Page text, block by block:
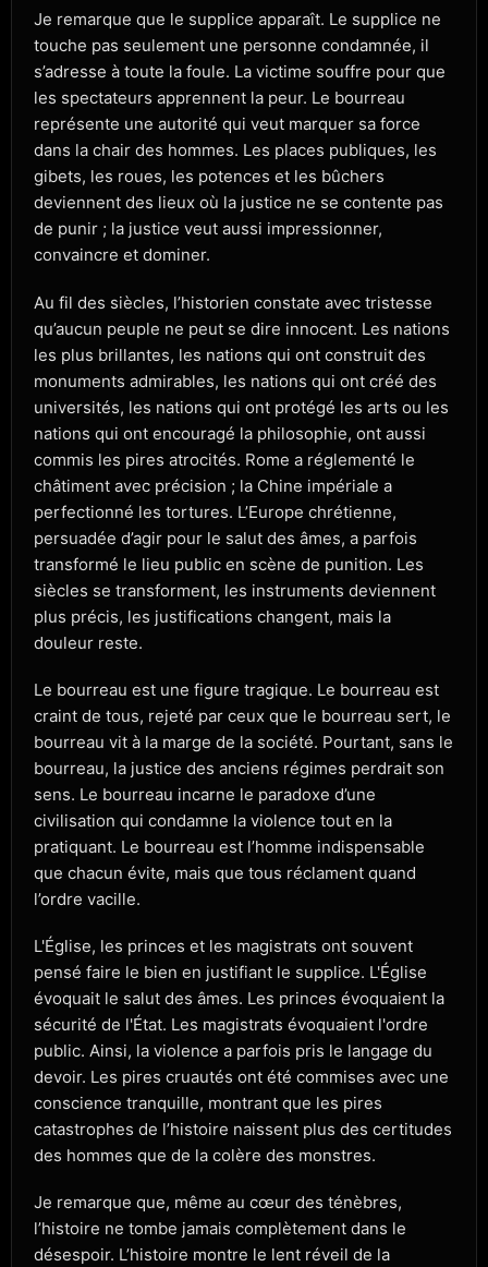
Je remarque que le supplice apparaît. Le supplice ne
touche pas seulement une personne condamnée, il
s’adresse à toute la foule. La victime souffre pour que
les spectateurs apprennent la peur. Le bourreau
représente une autorité qui veut marquer sa force
dans la chair des hommes. Les places publiques, les
gibets, les roues, les potences et les bûchers
deviennent des lieux où la justice ne se contente pas
de punir ; la justice veut aussi impressionner,
convaincre et dominer.
Au fil des siècles, l’historien constate avec tristesse
qu’aucun peuple ne peut se dire innocent. Les nations
les plus brillantes, les nations qui ont construit des
monuments admirables, les nations qui ont créé des
universités, les nations qui ont protégé les arts ou les
nations qui ont encouragé la philosophie, ont aussi
commis les pires atrocités. Rome a réglementé le
châtiment avec précision ; la Chine impériale a
perfectionné les tortures. L’Europe chrétienne,
persuadée d’agir pour le salut des âmes, a parfois
transformé le lieu public en scène de punition. Les
siècles se transforment, les instruments deviennent
plus précis, les justifications changent, mais la
douleur reste.
Le bourreau est une figure tragique. Le bourreau est
craint de tous, rejeté par ceux que le bourreau sert, le
bourreau vit à la marge de la société. Pourtant, sans le
bourreau, la justice des anciens régimes perdrait son
sens. Le bourreau incarne le paradoxe d’une
civilisation qui condamne la violence tout en la
pratiquant. Le bourreau est l’homme indispensable
que chacun évite, mais que tous réclament quand
l’ordre vacille.
L'Église, les princes et les magistrats ont souvent
pensé faire le bien en justifiant le supplice. L'Église
évoquait le salut des âmes. Les princes évoquaient la
sécurité de l'État. Les magistrats évoquaient l'ordre
public. Ainsi, la violence a parfois pris le langage du
devoir. Les pires cruautés ont été commises avec une
conscience tranquille, montrant que les pires
catastrophes de l’histoire naissent plus des certitudes
des hommes que de la colère des monstres.
Je remarque que, même au cœur des ténèbres,
l’histoire ne tombe jamais complètement dans le
désespoir. L’histoire montre le lent réveil de la